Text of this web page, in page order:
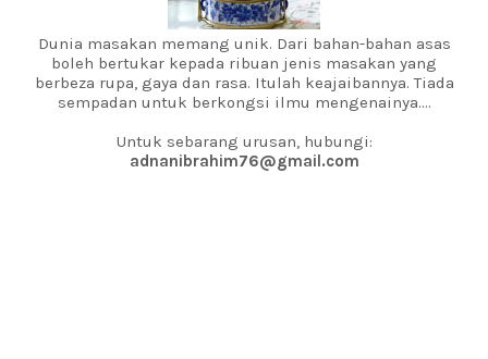
Dunia masakan memang unik. Dari bahan-bahan asas
boleh bertukar kepada ribuan jenis masakan yang
berbeza rupa, gaya dan rasa. Itulah keajaibannya. Tiada
sempadan untuk berkongsi ilmu mengenainya....
Untuk sebarang urusan, hubungi:
adnanibrahim76@gmail.com